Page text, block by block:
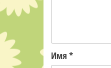
Имя *